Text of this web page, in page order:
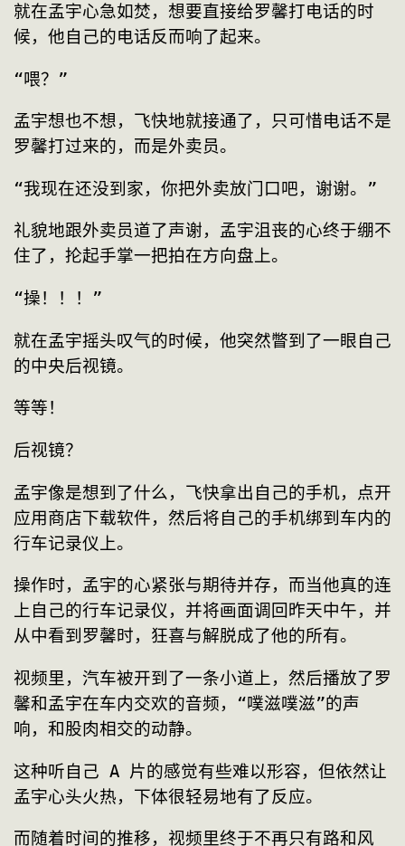
就在孟宇心急如焚，想要直接给罗馨打电话的时
候，他自己的电话反而响了起来。
“喂？”
孟宇想也不想，飞快地就接通了，只可惜电话不是
罗馨打过来的，而是外卖员。
“我现在还没到家，你把外卖放门口吧，谢谢。”
礼貌地跟外卖员道了声谢，孟宇沮丧的心终于绷不
住了，抡起手掌一把拍在方向盘上。
“操！！！”
就在孟宇摇头叹气的时候，他突然瞥到了一眼自己
的中央后视镜。
等等！
后视镜？
孟宇像是想到了什么，飞快拿出自己的手机，点开
应用商店下载软件，然后将自己的手机绑到车内的
行车记录仪上。
操作时，孟宇的心紧张与期待并存，而当他真的连
上自己的行车记录仪，并将画面调回昨天中午，并
从中看到罗馨时，狂喜与解脱成了他的所有。
视频里，汽车被开到了一条小道上，然后播放了罗
馨和孟宇在车内交欢的音频，“噗滋噗滋”的声
响，和股肉相交的动静。
这种听自己 A 片的感觉有些难以形容，但依然让
孟宇心头火热，下体很轻易地有了反应。
而随着时间的推移，视频里终于不再只有路和风